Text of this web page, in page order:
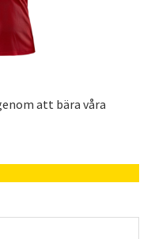
att bära våra